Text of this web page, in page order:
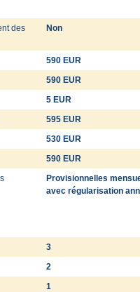
des
Non
590 EUR
590 EUR
5 EUR
595 EUR
530 EUR
590 EUR
Provisionnelles
avec régularisation
3
2
1